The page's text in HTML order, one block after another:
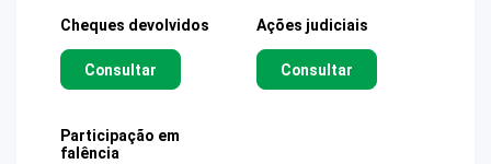
Cheques devolvidos
Consultar
Ações judiciais
Consultar
Participação em
falência